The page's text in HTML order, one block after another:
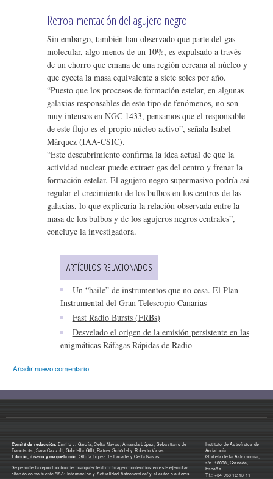
Retroalimentación del agujero negro
Sin embargo, también han observado que parte del gas
molecular, algo menos de un 10%, es expulsado a través
de un chorro que emana de una región cercana al núcleo y
que eyecta la masa equivalente a siete soles por año.
“Puesto que los procesos de formación estelar, en algunas
galaxias responsables de este tipo de fenómenos, no son
muy intensos en NGC 1433, pensamos que el responsable
de este flujo es el propio núcleo activo”, señala Isabel
Márquez (IAA-CSIC).
“Este descubrimiento confirma la idea actual de que la
actividad nuclear puede extraer gas del centro y frenar la
formación estelar. El agujero negro supermasivo podría así
regular el crecimiento de los bulbos en los centros de las
galaxias, lo que explicaría la relación observada entre la
masa de los bulbos y de los agujeros negros centrales”,
concluye la investigadora.
ARTÍCULOS RELACIONADOS
Un “baile” de instrumentos que no cesa. El Plan
Instrumental del Gran Telescopio Canarias
Fast Radio Bursts (FRBs)
Desvelado el origen de la emisión persistente en las
enigmáticas Ráfagas Rápidas de Radio
Añadir nuevo comentario
Comité de redacción: Emilio J. García, Celia Navas, Amanda López, Sebastiano de
Franciscis, Sara Cazzoli, Gabriella Gilli, Rainer Schödel y Roberto Varas.
Edición, diseño y maquetación: Silbia López de Lacalle y Celia Navas.
Se permite la reproducción de cualquier texto o imagen contenidos en este ejemplar
citando como fuente "IAA: Información y Actualidad Astronómica" y al autor o autores.
Instituto de Astrofísica de
Andalucía
Glorieta de la Astronomía,
s/n. 18008, Granada,
España
Tlf.: +34 958 12 13 11